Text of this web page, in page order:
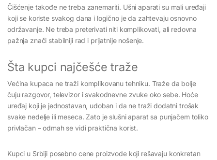
Čišćenje takođe ne treba zanemariti. Ušni aparati su mali uređaji
koji se koriste svakog dana i logično je da zahtevaju osnovno
održavanje. Ne treba preterivati niti komplikovati, ali redovna
pažnja znači stabilniji rad i prijatnije nošenje.
Šta kupci najčešće traže
Većina kupaca ne traži komplikovanu tehniku. Traže da bolje
čuju razgovor, televizor i svakodnevne zvuke oko sebe. Hoće
uređaj koji je jednostavan, udoban i da ne traži dodatni trošak
svake nedelje ili meseca. Zato je slušni aparat sa punjačem toliko
privlačan – odmah se vidi praktična korist.
Kupci u Srbiji posebno cene proizvode koji rešavaju konkretan